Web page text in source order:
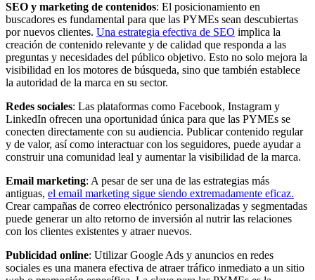
SEO y marketing de contenidos: El posicionamiento en
buscadores es fundamental para que las PYMEs sean descubiertas
por nuevos clientes. Una estrategia efectiva de SEO implica la
creación de contenido relevante y de calidad que responda a las
preguntas y necesidades del público objetivo. Esto no solo mejora la
visibilidad en los motores de búsqueda, sino que también establece
la autoridad de la marca en su sector.
Redes sociales: Las plataformas como Facebook, Instagram y
LinkedIn ofrecen una oportunidad única para que las PYMEs se
conecten directamente con su audiencia. Publicar contenido regular
y de valor, así como interactuar con los seguidores, puede ayudar a
construir una comunidad leal y aumentar la visibilidad de la marca.
Email marketing: A pesar de ser una de las estrategias más
antiguas, el email marketing sigue siendo extremadamente eficaz.
Crear campañas de correo electrónico personalizadas y segmentadas
puede generar un alto retorno de inversión al nutrir las relaciones
con los clientes existentes y atraer nuevos.
Publicidad online: Utilizar Google Ads y anuncios en redes
sociales es una manera efectiva de atraer tráfico inmediato a un sitio